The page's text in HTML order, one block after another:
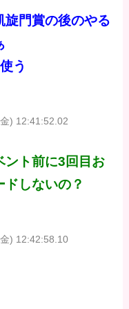
旋門賞の後のやる
う
) 12:41:52.02
ント前に3回目お
しないの？
) 12:42:58.10